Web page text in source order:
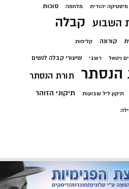
מיסטיקה יהודית מלחמה סוכות
השבוע קבלה
קורונה קליפות
ויטאל רשבי שיעורי קבלה לנשים
הנסתר תורת הנסתר
תיקון ליל שבועות תיקוני הזוהר